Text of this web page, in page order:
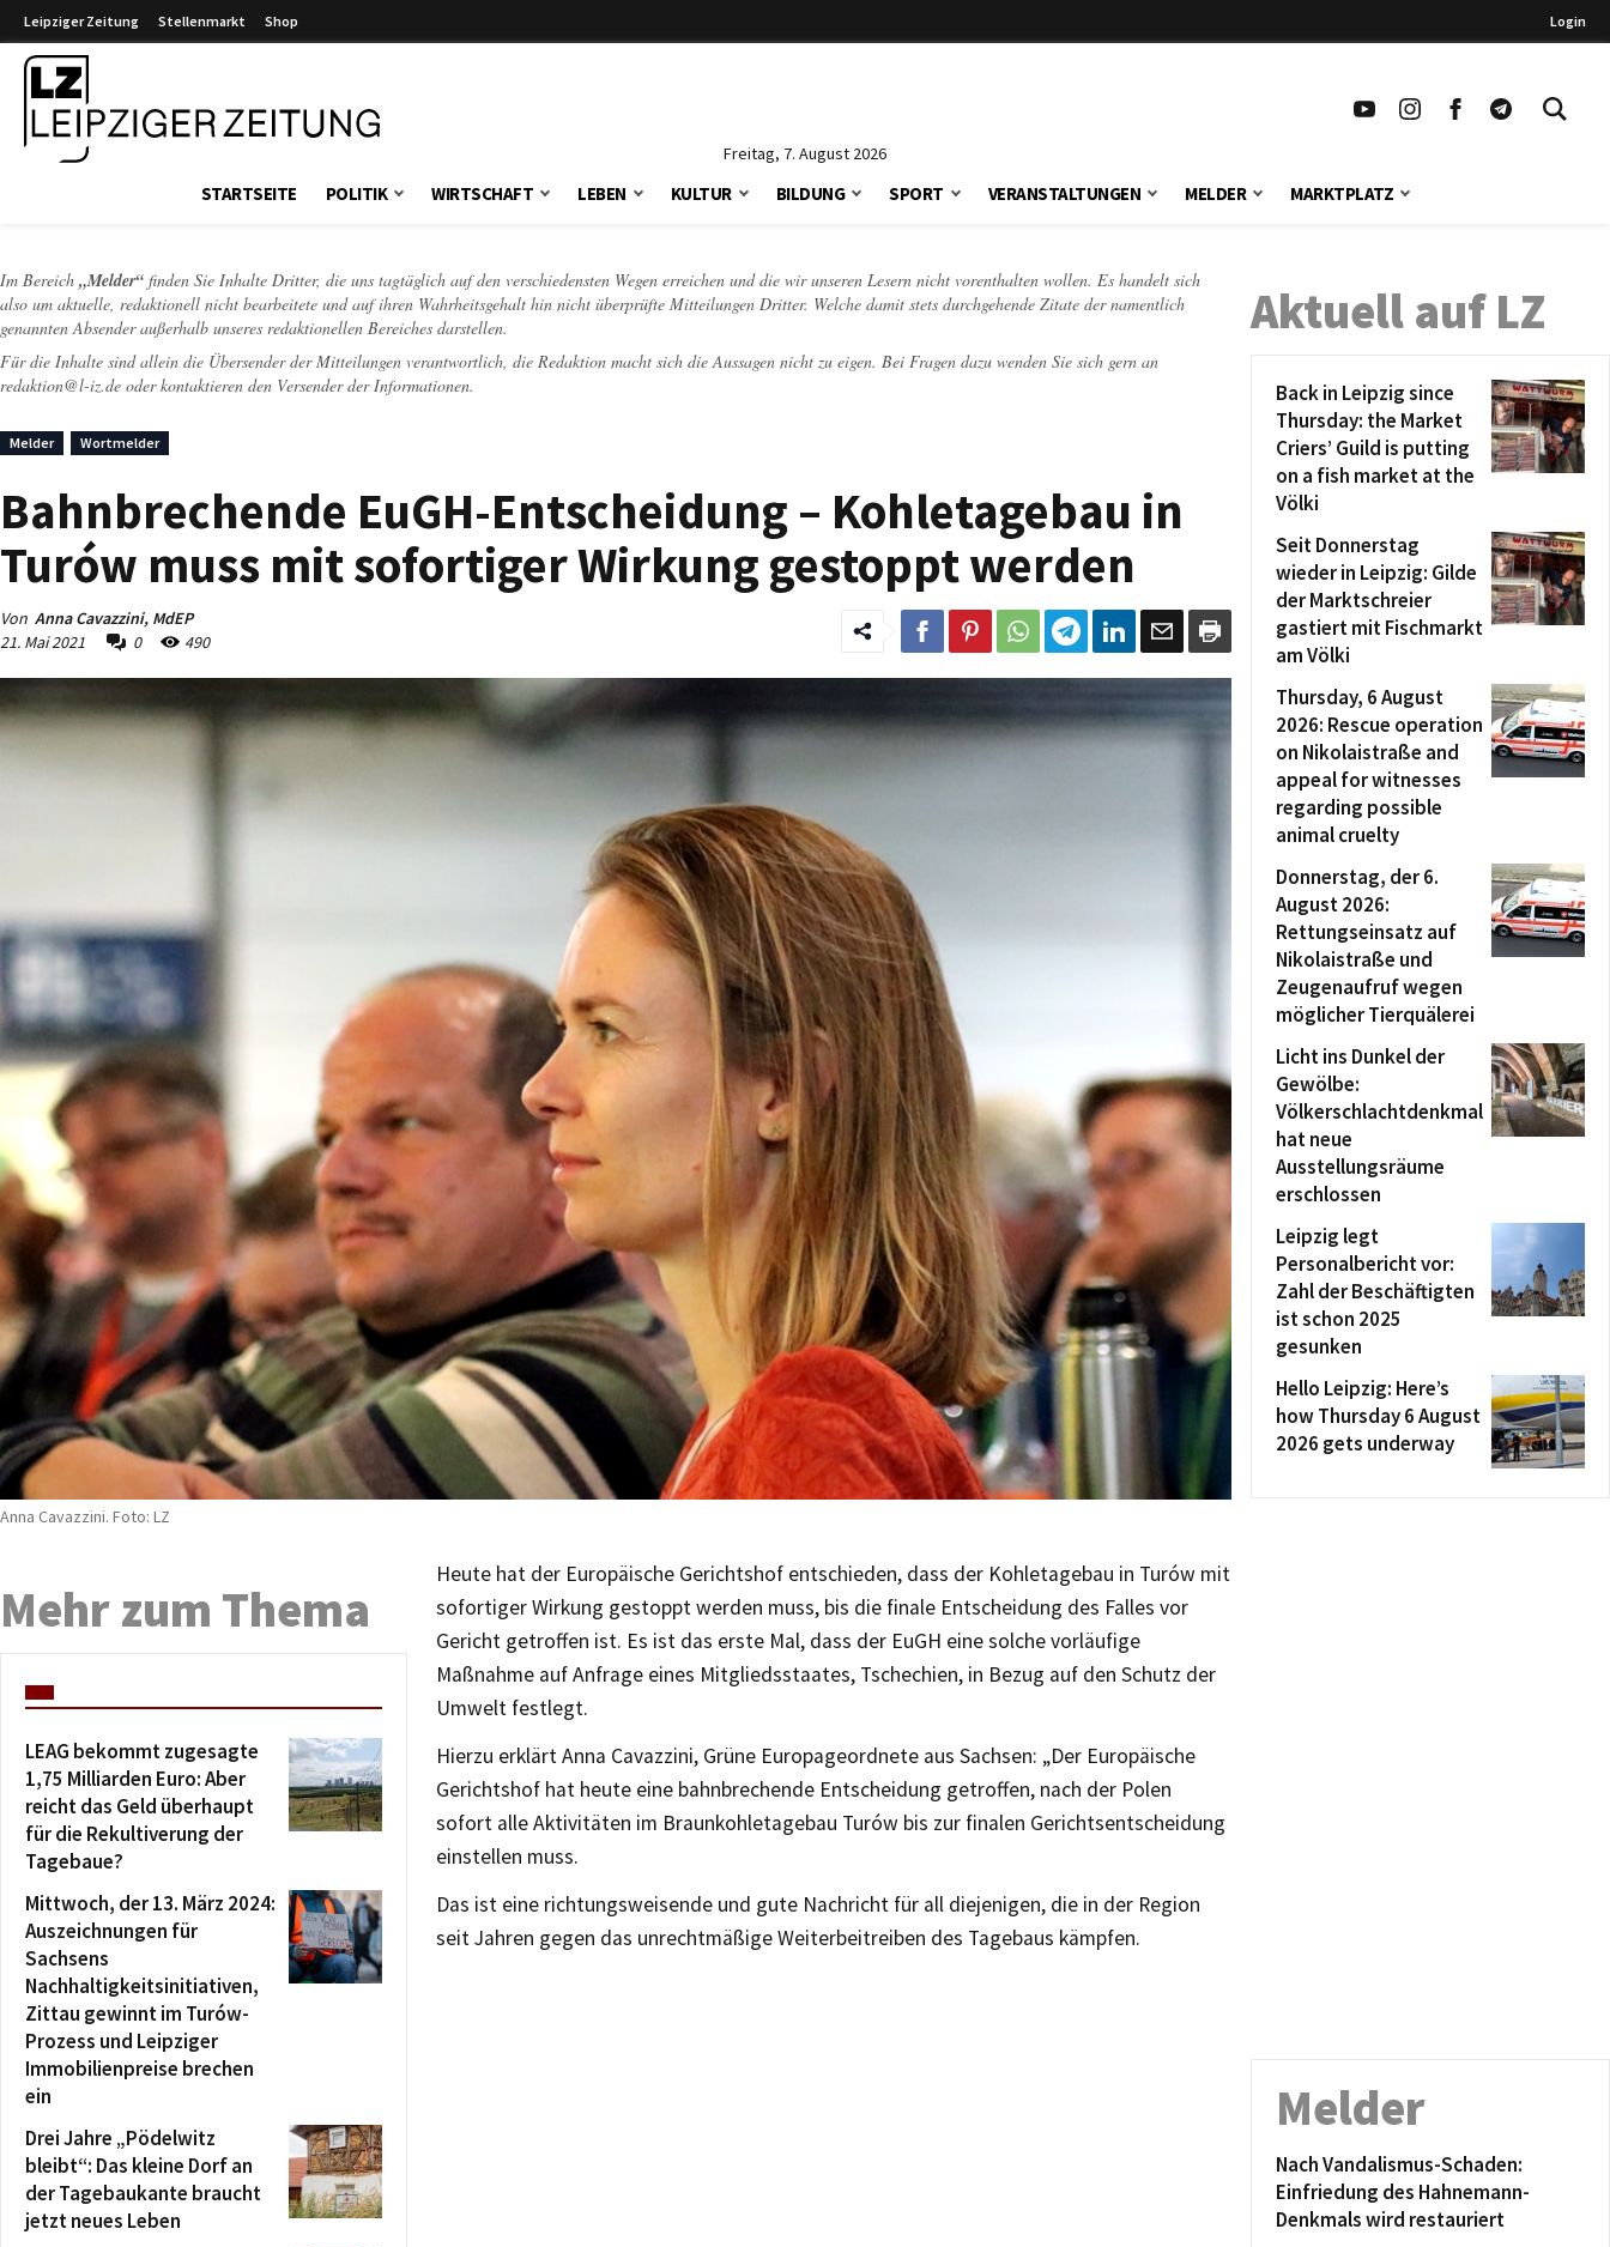
Leipziger Zeitung Stellenmarkt Shop Login
Freitag, 7. August 2026
STARTSEITE POLITIK WIRTSCHAFT LEBEN KULTUR BILDUNG SPORT VERANSTALTUNGEN MELDER MARKTPLATZ
Im Bereich „Melder“ finden Sie Inhalte Dritter, die uns tagtäglich auf den verschiedensten Wegen erreichen und die wir unseren Lesern nicht vorenthalten wollen. Es handelt sich
also um aktuelle, redaktionell nicht bearbeitete und auf ihren Wahrheitsgehalt hin nicht überprüfte Mitteilungen Dritter. Welche damit stets durchgehende Zitate der namentlich
genannten Absender außerhalb unseres redaktionellen Bereiches darstellen.
Für die Inhalte sind allein die Übersender der Mitteilungen verantwortlich, die Redaktion macht sich die Aussagen nicht zu eigen. Bei Fragen dazu wenden Sie sich gern an
redaktion@l-iz.de oder kontaktieren den Versender der Informationen.
Melder Wortmelder
Bahnbrechende EuGH-Entscheidung – Kohletagebau in
Turów muss mit sofortiger Wirkung gestoppt werden
Von Anna Cavazzini, MdEP
21. Mai 2021
0 490
Anna Cavazzini. Foto: LZ
Heute hat der Europäische Gerichtshof entschieden, dass der Kohletagebau in Turów mit
sofortiger Wirkung gestoppt werden muss, bis die finale Entscheidung des Falles vor
Gericht getroffen ist. Es ist das erste Mal, dass der EuGH eine solche vorläufige
Maßnahme auf Anfrage eines Mitgliedsstaates, Tschechien, in Bezug auf den Schutz der
Umwelt festlegt.
Hierzu erklärt Anna Cavazzini, Grüne Europageordnete aus Sachsen: „Der Europäische
Gerichtshof hat heute eine bahnbrechende Entscheidung getroffen, nach der Polen
sofort alle Aktivitäten im Braunkohletagebau Turów bis zur finalen Gerichtsentscheidung
einstellen muss.
Das ist eine richtungsweisende und gute Nachricht für all diejenigen, die in der Region
seit Jahren gegen das unrechtmäßige Weiterbeitreiben des Tagebaus kämpfen.
Mehr zum Thema
LEAG bekommt zugesagte
1,75 Milliarden Euro: Aber
reicht das Geld überhaupt
für die Rekultiverung der
Tagebaue?
Mittwoch, der 13. März 2024:
Auszeichnungen für
Sachsens
Nachhaltigkeitsinitiativen,
Zittau gewinnt im Turów-
Prozess und Leipziger
Immobilienpreise brechen
ein
Drei Jahre „Pödelwitz
bleibt“: Das kleine Dorf an
der Tagebaukante braucht
jetzt neues Leben
Aktuell auf LZ
Back in Leipzig since
Thursday: the Market
Criers’ Guild is putting
on a fish market at the
Völki
Seit Donnerstag
wieder in Leipzig: Gilde
der Marktschreier
gastiert mit Fischmarkt
am Völki
Thursday, 6 August
2026: Rescue operation
on Nikolaistraße and
appeal for witnesses
regarding possible
animal cruelty
Donnerstag, der 6.
August 2026:
Rettungseinsatz auf
Nikolaistraße und
Zeugenaufruf wegen
möglicher Tierquälerei
Licht ins Dunkel der
Gewölbe:
Völkerschlachtdenkmal
hat neue
Ausstellungsräume
erschlossen
Leipzig legt
Personalbericht vor:
Zahl der Beschäftigten
ist schon 2025
gesunken
Hello Leipzig: Here’s
how Thursday 6 August
2026 gets underway
Melder
Nach Vandalismus-Schaden:
Einfriedung des Hahnemann-
Denkmals wird restauriert